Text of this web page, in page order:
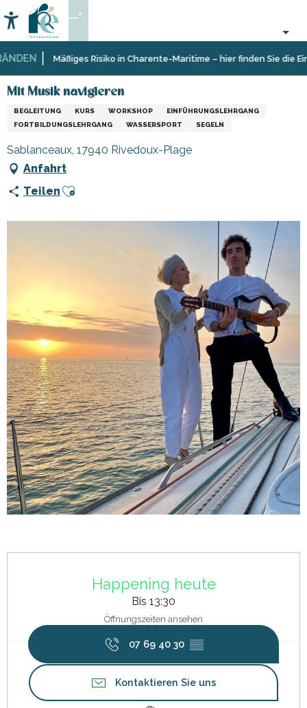
au
contenu
principal
Mäßiges Risiko in Charente-Maritime – hier finden Sie die
Accessibilité
Suche
--°
Startseite
Organisieren
Aktivitäten
Freizeit
Sport Mit Musik navigieren
Mit Musik navigieren
BEGLEITUNG KURS WORKSHOP
EINFÜHRUNGSLEHRGANG
FORTBILDUNGSLEHRGANG
WASSERSPORT SEGELN
Sablanceaux, 17940 Rivedoux-Plage
Anfahrt
Teilen Ajouter aux favoris
Happening heute
Bis 13:30
Öffnungszeiten ansehen
07 69 40 30 ▒▒
Kontaktieren Sie uns